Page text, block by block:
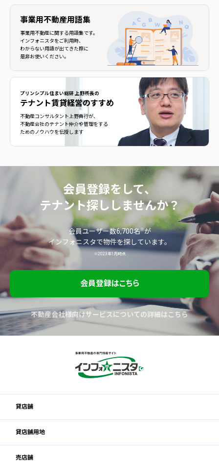
事業用不動産用語集
事業用不動産に関する用語集です。
インフォニスタをご利用時、
わからない用語が出てきた際に
是非お使いください。
プリンシプル住まい総研 上野所長の
テナント賃貸経営のすすめ
不動産コンサルタント上野典行が、
不動産会社のテナント仲介や管理をする
ためのノウハウを伝授します
会員登録をして、
テナント探ししませんか？
会員ユーザー数6,700名※が
インフォニスタで物件を探しています。
※2023年1月時点
会員登録はこちら
不動産会社様向けサービスについての詳細はこちら
貸店舗
貸店舗用地
売店舗